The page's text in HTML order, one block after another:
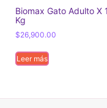
Biomax Gato Adulto X
Kg
$26,900.00
Leer más